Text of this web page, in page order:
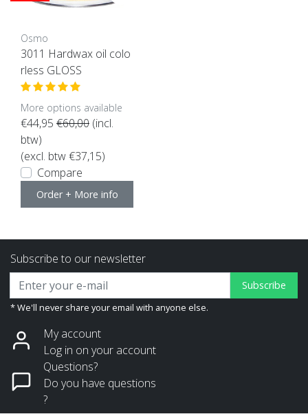
Osmo
3011 Hardwax oil colo
rless GLOSS
More options available
€44,95 €60,00 (incl.
btw)
(excl. btw €37,15)
Compare
Order + More info
Subscribe to our newsletter
Subscribe
* We'll never share your email with anyone else.
My account
Log in on your account
Questions?
Do you have questions
?